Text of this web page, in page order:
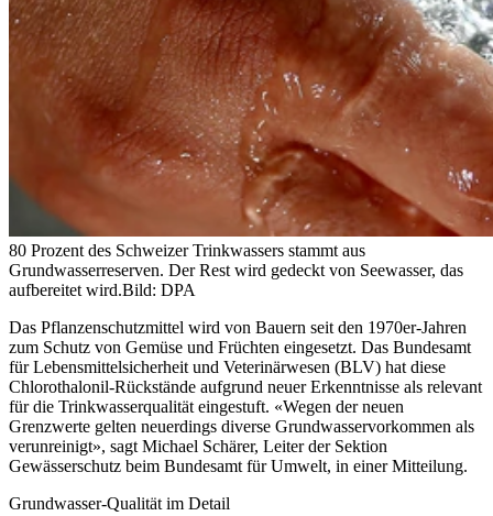
80 Prozent des Schweizer Trinkwassers stammt aus
Grundwasserreserven. Der Rest wird gedeckt von Seewasser, das
aufbereitet wird.Bild: DPA
Das Pflanzenschutzmittel wird von Bauern seit den 1970er-Jahren
zum Schutz von Gemüse und Früchten eingesetzt. Das Bundesamt
für Lebensmittelsicherheit und Veterinärwesen (BLV) hat diese
Chlorothalonil-Rückstände aufgrund neuer Erkenntnisse als relevant
für die Trinkwasserqualität eingestuft. «Wegen der neuen
Grenzwerte gelten neuerdings diverse Grundwasservorkommen als
verunreinigt», sagt Michael Schärer, Leiter der Sektion
Gewässerschutz beim Bundesamt für Umwelt, in einer Mitteilung.
Grundwasser-Qualität im Detail